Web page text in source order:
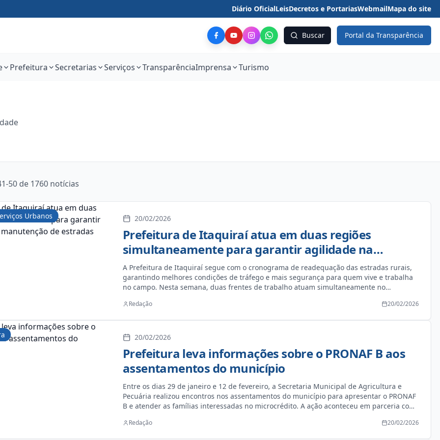
Diário OficialLeisDecretos e PortariasWebmailMapa do site
Buscar Portal da Transparência
Prefeitura Secretarias Serviços TransparênciaImprensa Turismo
50 de 1760 notícias
Urbanos 20/02/2026
Prefeitura de Itaquiraí atua em duas regiões
simultaneamente para garantir agilidade na
manutenção de estradas vicinais
A Prefeitura de Itaquiraí segue com o cronograma de readequação das estradas rurais,
garantindo melhores condições de tráfego e mais segurança para quem vive e trabalha
no campo. Nesta semana, duas frentes de trabalho atuam simultaneamente no
Redação 20/02/2026
20/02/2026
Prefeitura leva informações sobre o PRONAF B aos
assentamentos do município
Entre os dias 29 de janeiro e 12 de fevereiro, a Secretaria Municipal de Agricultura e
Pecuária realizou encontros nos assentamentos do município para apresentar o PRONAF
B e atender as famílias interessadas no microcrédito. A ação aconteceu em parceria com
orientar os produtores rurais sobre como acessar o crédito e esclarecer dúvidas. O
Redação 20/02/2026